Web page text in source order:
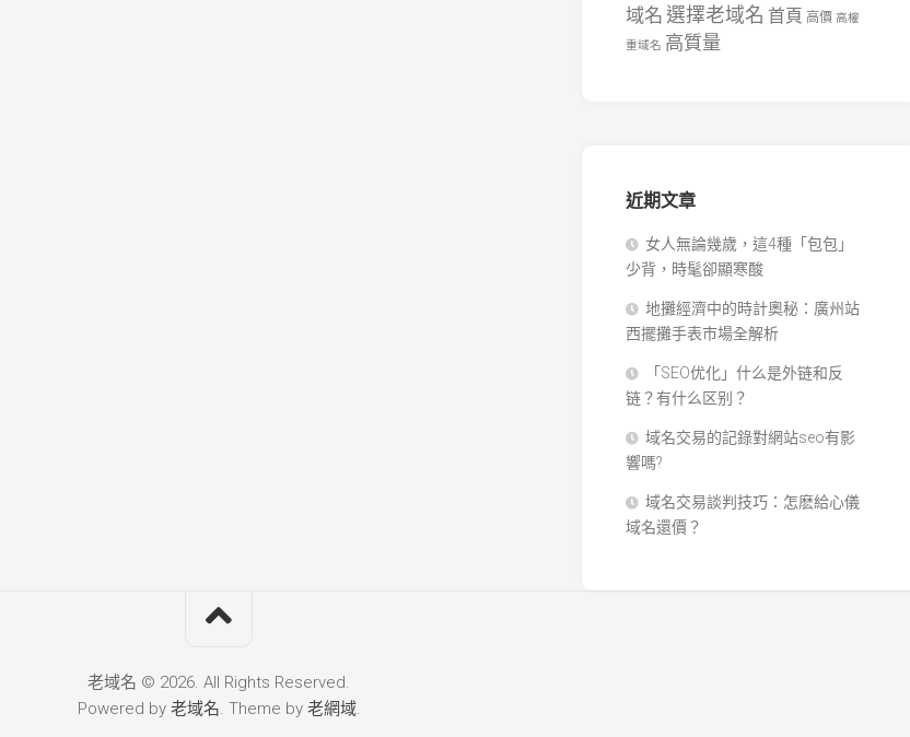
域名 選擇老域名 首頁 高價 高權
重域名 高質量
近期文章
女人無論幾歲，這4種「包包」
少背，時髦卻顯寒酸
地攤經濟中的時計奧秘：廣州站
西擺攤手表市場全解析
「SEO优化」什么是外链和反
链？有什么区别？
域名交易的記錄對網站seo有影
響嗎?
域名交易談判技巧：怎麽給心儀
域名還價？
老域名 © 2026. All Rights Reserved.
Powered by 老域名. Theme by 老網域.